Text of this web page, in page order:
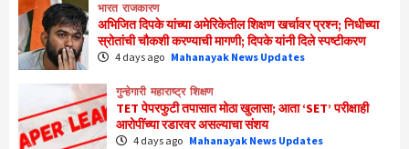
भारत राजकारण
अभिजित दिपके यांच्या अमेरिकेतील शिक्षण खर्चावर प्रश्न; निधीच्या
स्रोतांची चौकशी करण्याची मागणी; दिपके यांनी दिले स्पष्टीकरण
4 days ago Mahanayak News Updates
गुन्हेगारी महाराष्ट्र शिक्षण
TET पेपरफुटी तपासात मोठा खुलासा; आता ‘SET’ परीक्षाही
आरोपींच्या रडारवर असल्याचा संशय
4 days ago Mahanayak News Updates